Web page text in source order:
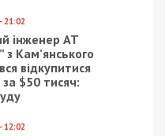
21:02
інженер АТ
з Кам’янського
відкупитися
за $50 тисяч:
12:02